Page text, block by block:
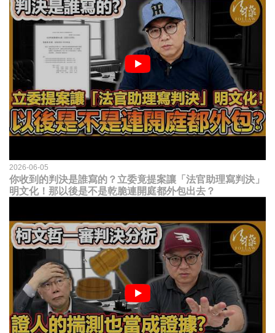
2026-06-05
你收到的判決是誰寫的？立委竟提案讓「法官助理寫判決」
明文化！那以後是不是乾脆連開庭都外包出去？